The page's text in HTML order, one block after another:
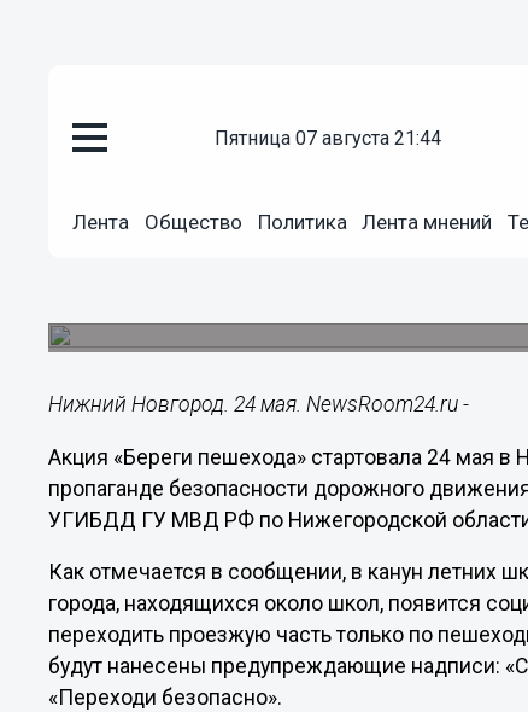
пятница 07 августа 21:44
Лента Общество Политика Лента мнений
Акция «Береги пешехода»
Нижний Новгород. 24 мая. NewsRoom24.ru -
Акция «Береги пешехода» стартовала 24 мая
пропаганде безопасности дорожного
УГИБДД ГУ МВД РФ по Нижегородской
Как отмечается в сообщении, в канун летних
города, находящихся около школ, появится
переходить проезжую часть только по
будут нанесены предупреждающие надписи:
«Переходи безопасно».